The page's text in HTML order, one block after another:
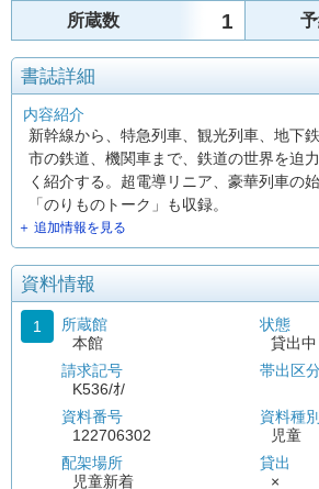
所蔵数 1
書誌詳細
内容紹介
新幹線から、特急列車、観光列車、地下
市の鉄道、機関車まで、鉄道の世界を迫
く紹介する。超電導リニア、豪華列車の
「のりものトーク」も収録。
＋ 追加情報を見る
資料情報
1
所蔵館
本館
請求記号
K536/ｵ/
資料番号
122706302
配架場所
児童新着
状態
貸出中
帯出区
資料種別
児童
貸出
×